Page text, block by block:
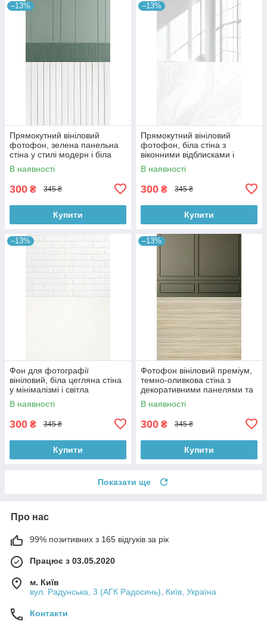
–13%
Прямокутний вініловий
фотофон, зелена панельна
стіна у стилі модерн і біла
дерев’яна підлога 60×90 см,
№57109
В наявності
300 ₴ 345 ₴
Купити
–13%
Прямокутний вініловий
фотофон, біла стіна з
віконними відблисками і
мармурова підлога 60×90 см,
№57124
В наявності
300 ₴ 345 ₴
Купити
–13%
Фон для фотографії
вініловий, біла цегляна стіна
у мінімалізмі і світла
однотонна підлога 60×90 см,
№57140
В наявності
300 ₴ 345 ₴
Купити
–13%
Фотофон вініловий преміум,
темно-оливкова стіна з
декоративними панелями та
світле дерево підлоги 60×90
см, №57224
В наявності
300 ₴ 345 ₴
Купити
Показати ще
Про нас
99% позитивних з 165 відгуків за рік
Працює з 03.05.2020
м. Київ
вул. Радунська, 3 (АГК Радосинь), Київ, Україна
Контакти